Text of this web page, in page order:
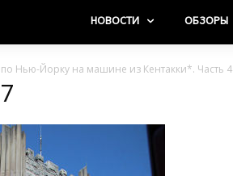
НОВОСТИ ОБЗОРЫ
Нью-Йорку на машине из Кентакки*. Часть 4